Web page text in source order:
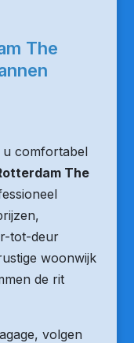
The
u comfortabel
The
tot-deur
woonwijk
de rit
volgen